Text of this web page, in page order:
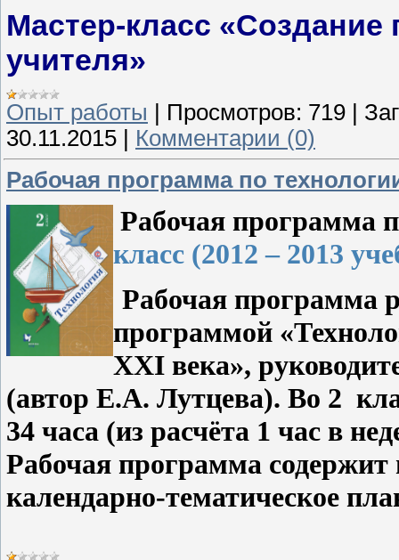
Мастер-класс «Создание
учителя»
Опыт работы | Просмотров: 719 |
30.11.2015 | Комментарии (0)
Рабочая программа по
Рабочая программа
класс (2012 – 2013
Рабочая программа
программой
XXI века»,
(автор Е.А. Лутцева). Во 2
34 часа (из расчёта 1 час в
Рабочая программа содержит
календарно-тематическое